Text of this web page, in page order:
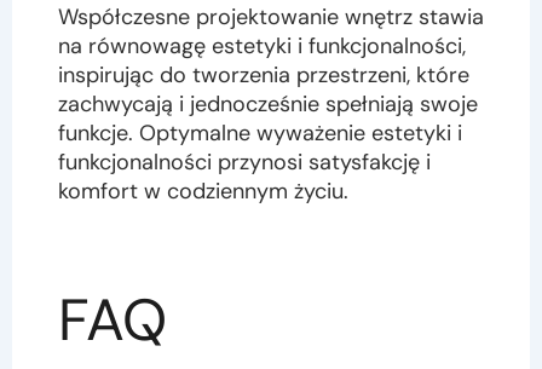
Współczesne projektowanie wnętrz stawia
na równowagę estetyki i funkcjonalności,
inspirując do tworzenia przestrzeni, które
zachwycają i jednocześnie spełniają swoje
funkcje. Optymalne wyważenie estetyki i
funkcjonalności przynosi satysfakcję i
komfort w codziennym życiu.
FAQ